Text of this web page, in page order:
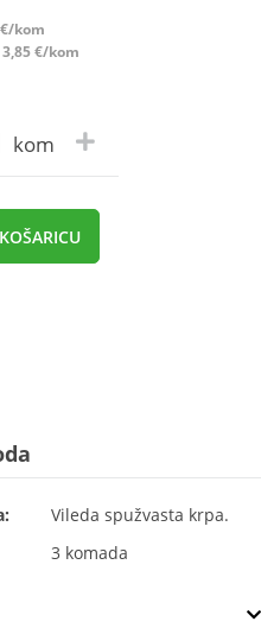
kom
3,85 €/kom
kom
Vileda spužvasta krpa.
3 komada